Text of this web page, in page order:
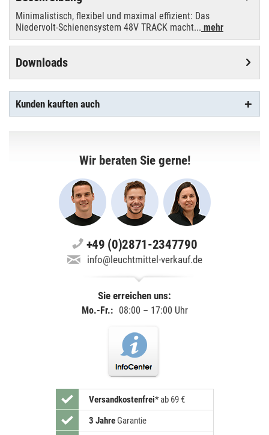
Minimalistisch, flexibel und maximal effizient: Das
Niedervolt-Schienensystem 48V TRACK macht... mehr
Downloads
Kunden kauften auch
Wir beraten Sie gerne!
+49 (0)2871-2347790
info@leuchtmittel-verkauf.de
Sie erreichen uns:
Mo.-Fr.: 08:00 – 17:00 Uhr
Versandkostenfrei* ab 69 €
3 JahreGarantie